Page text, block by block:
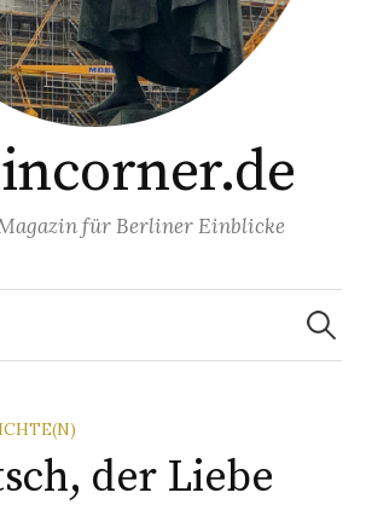
für Berliner Einblicke
Suchen
nach:
der Liebe